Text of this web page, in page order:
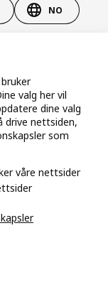
NO
for ansvarlig avsløring
valg her vil
dine valg
drive nettsiden,
som
våre nettsider